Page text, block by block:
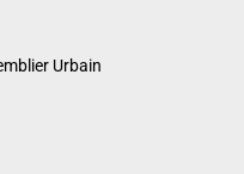
Urbain